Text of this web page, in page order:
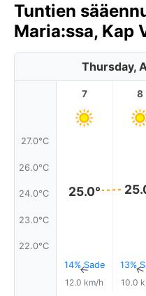
Tuntien
Maria:ssa, Kap
Thursday,
27.0°C
26.0°C
24.0°C
23.0°C
22.0°C
7
25.0°
14% Sade
↑
12.0 km/h
8
13%
10.0